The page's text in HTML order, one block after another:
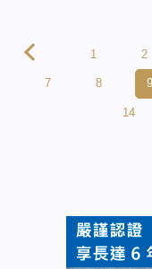
1 2
7 8 9
14